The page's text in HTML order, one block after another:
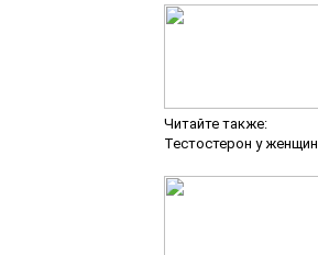
Читайте также:
Тестостерон у женщин